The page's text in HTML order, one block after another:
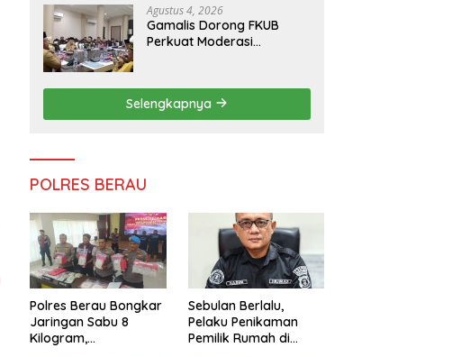
Agustus 4, 2026
Gamalis Dorong FKUB
Perkuat Moderasi
Persatuan
Selengkapnya
POLRES BERAU
Polres Berau Bongkar
Jaringan Sabu 8
Kilogram,
Sebulan Berlalu,
Pelaku Penikaman
Pemilik Rumah di